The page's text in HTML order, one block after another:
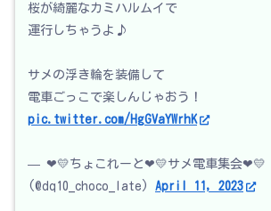
桜が綺麗なカミハルムイで
運行しちゃうよ♪
サメの浮き輪を装備して
電車ごっこで楽しんじゃおう！
pic.twitter.com/HgGVaYWrhK
— ❤💛ちょこれーと❤💛サメ電車集会❤💛
(@dq10_choco_late) April 11, 2023